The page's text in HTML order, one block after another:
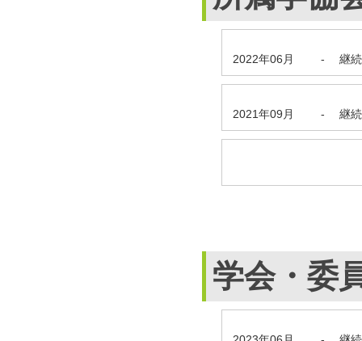
2022年06月 - 継
2021年09月 - 継
学会・委